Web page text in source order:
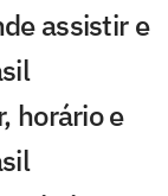
assistir e
horário e